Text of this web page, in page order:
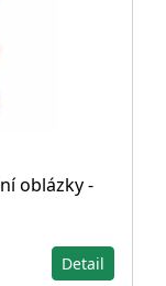
oblázky -
Detail